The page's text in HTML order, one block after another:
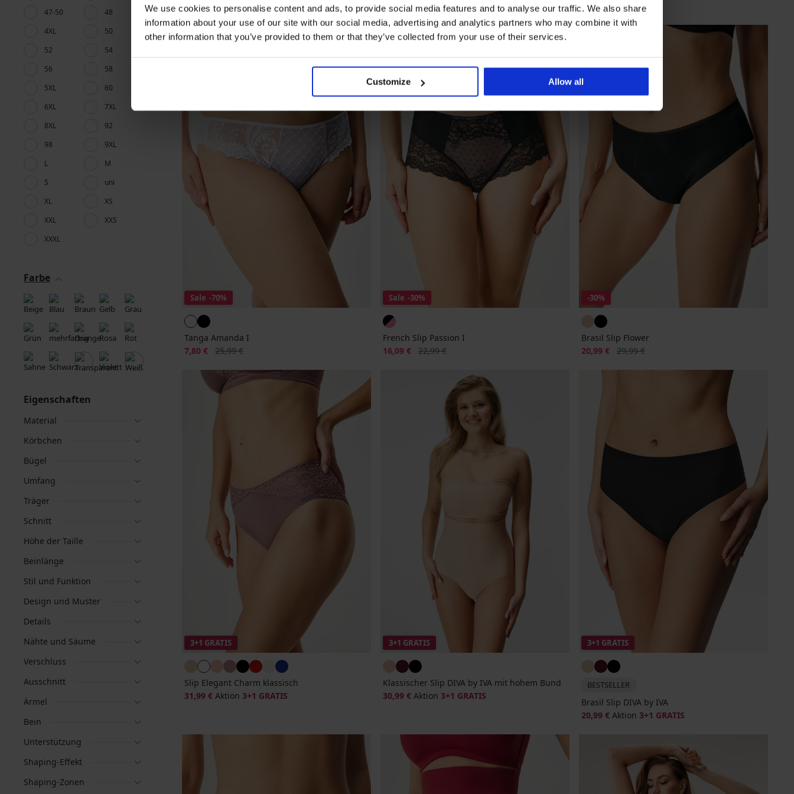
We use cookies to personalise content and ads, to provide social media features and to analyse our traffic. We also share
information about your use of our site with our social media, advertising and analytics partners who may combine it with
other information that you’ve provided to them or that they’ve collected from your use of their services.
Customize Allow all
47-50
48
4XL
50
52
54
56
58
5XL
60
6XL
7XL
8XL
92
98
9XL
L
M
S
uni
XL
XS
XXL
XXS
XXXL
Farbe
Eigenschaften
Material
Körbchen
Bügel
Umfang
Träger
Schnitt
Höhe der Taille
Beinlänge
Stil und Funktion
Design und Muster
Details
Nähte und Säume
Verschluss
Ausschnitt
Ärmel
Bein
Unterstützung
Shaping-Effekt
Shaping-Zonen
34,99 € Aktion 3+1 GRATIS
Sale -70%
Tanga Amanda I
Rabatt
7,80 € Alter Preis
25,99 €
Sale -30%
French Slip Passion I
Rabatt
16,09 € Alter Preis
22,99 €
-30%
Brasil Slip Flower
Rabatt
20,99 € Alter Preis
29,99 €
3+1 GRATIS
Slip Elegant Charm klassisch
31,99 € Aktion 3+1 GRATIS
3+1 GRATIS
Klassischer Slip DIVA by IVA mit hohem Bund
30,99 € Aktion 3+1 GRATIS
3+1 GRATIS
BESTSELLER
Brasil Slip DIVA by IVA
20,99 € Aktion 3+1 GRATIS